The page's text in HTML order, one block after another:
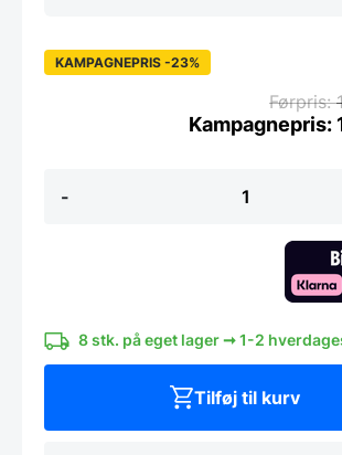
-
5000FCD
KAMPAGNEPRIS -23%
8 stk. på eget lager ➞ 1-2
Tilføj til kurv